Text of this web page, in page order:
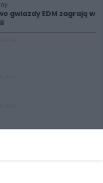
gwiazdy EDM zagrają w